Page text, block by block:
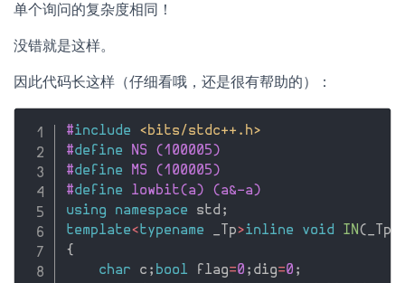
单个询问的复杂度相同！
没错就是这样。
因此代码长这样（仔细看哦，还是很有帮助的）：
#include
<bits/stdc++.h>
#define NS (100005)
#define MS (100005)
#define lowbit(a) (a&-a)
using
namespace std ;
template<typename _Tp>inline void IN(_Tp
{
char c ; bool flag=0 ; dig=0 ;